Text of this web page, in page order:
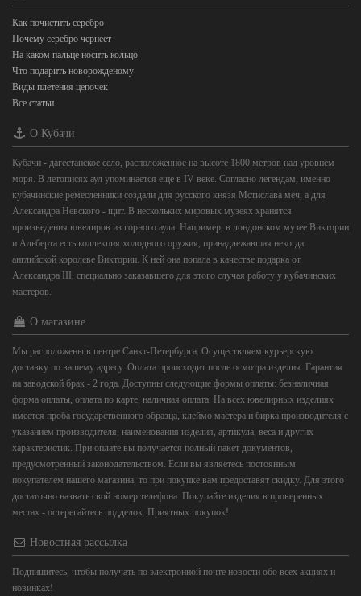
Как почистить серебро
Почему серебро чернеет
На каком пальце носить кольцо
Что подарить новорожденому
Виды плетения цепочек
Все статьи
О Кубачи
Кубачи - дагестанское село, расположенное на высоте 1800 метров над уровнем
моря. В летописях аул упоминается еще в IV веке. Согласно легендам, именно
кубачинские ремесленники создали для русского князя Мстислава меч, а для
Александра Невского - щит. В нескольких мировых музеях хранятся
произведения ювелиров из горного аула. Например, в лондонском музее Виктории
и Альберта есть коллекция холодного оружия, принадлежавшая некогда
английской королеве Виктории. К ней она попала в качестве подарка от
Александра III, специально заказавшего для этого случая работу у кубачинских
мастеров.
О магазине
Мы расположены в центре Санкт-Петербурга. Осуществляем курьерскую
доставку по вашему адресу. Оплата происходит после осмотра изделия. Гарантия
на заводской брак - 2 года. Доступны следующие формы оплаты: безналичная
форма оплаты, оплата по карте, наличная оплата. На всех ювелирных изделиях
имеется проба государственного образца, клеймо мастера и бирка производителя с
указанием производителя, наименования изделия, артикула, веса и других
характеристик. При оплате вы получается полный пакет документов,
предусмотренный законодательством. Если вы являетесь постоянным
покупателем нашего магазина, то при покупке вам предоставят скидку. Для этого
достаточно назвать свой номер телефона. Покупайте изделия в проверенных
местах - остерегайтесь подделок. Приятных покупок!
Новостная рассылка
Подпишитесь, чтобы получать по электронной почте новости обо всех акциях и
новинках!